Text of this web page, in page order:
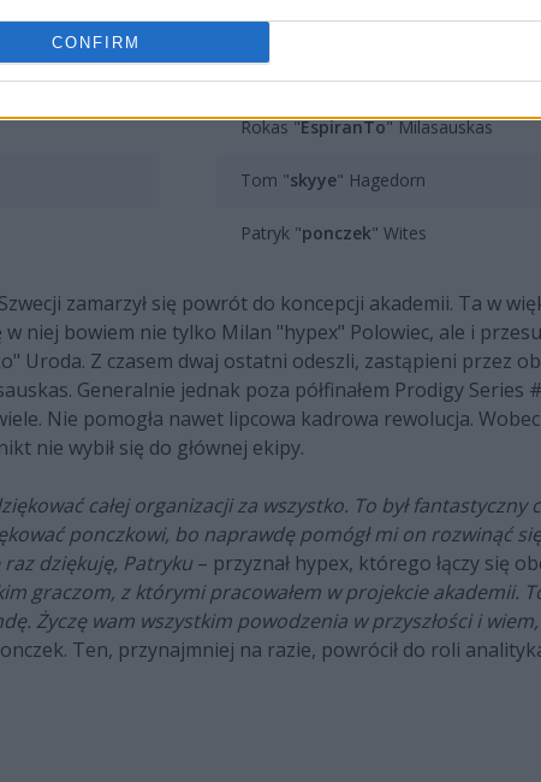
CONFIRM
Arnas "Sterzig" Kavoliunas
Rokas "EspiranTo" Milasauskas
Tom "skyye" Hagedorn
Patryk "ponczek" Wites
zamarzył się powrót do koncepcji akademii. Ta w
w niej bowiem nie tylko Milan "hypex" Polowiec, ale i
Uroda. Z czasem dwaj ostatni odeszli, zastąpieni przez
Generalnie jednak poza półfinałem Prodigy Series
Nie pomogła nawet lipcowa kadrowa rewolucja.
nie wybił się do głównej ekipy.
całej organizacji za wszystko. To był fantastyczny
ponczkowi, bo naprawdę pomógł mi on rozwinąć
raz dziękuję, Patryku – przyznał hypex, którego łączy się
graczom, z którymi pracowałem w projekcie akademii.
Życzę wam wszystkim powodzenia w przyszłości i
Ten, przynajmniej na razie, powrócił do roli